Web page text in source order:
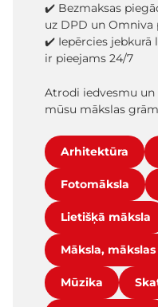
✔️ Bezmaksas
uz DPD un Omniva
✔️ Iepērcies jebkurā
ir pieejams 24/7
Atrodi iedvesmu
mūsu mākslas
Arhitektūra
Fotomāksla
Lietišķā māksla
Māksla,
Mūzika